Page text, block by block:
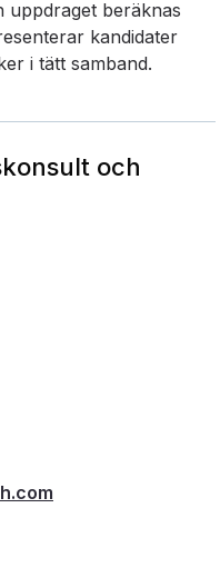
uppdraget beräknas
kandidater
i tätt samband.
och